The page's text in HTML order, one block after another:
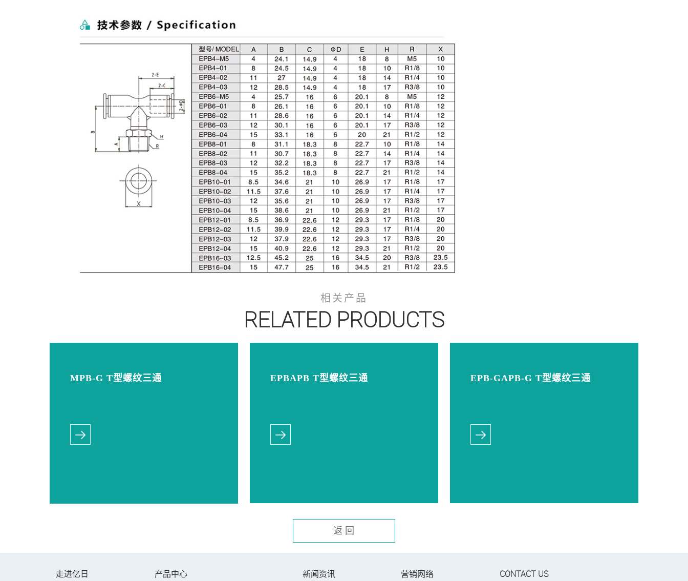
相关产品
RELATED PRODUCTS
MPB-G T型螺纹三通 EPBAPB T型螺纹三通 EPB-GAPB-G T型螺纹三通
返 回
走进亿日 产品中心 新闻资讯 营销网络 CONTACT US